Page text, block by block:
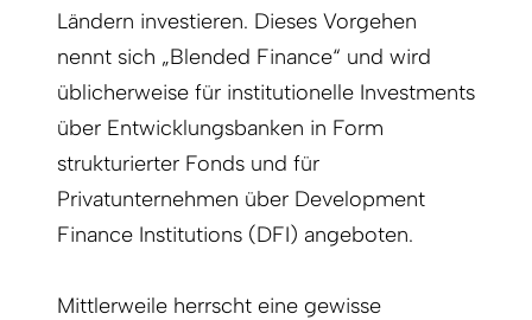
Ländern investieren. Dieses Vorgehen
nennt sich „Blended Finance“ und wird
üblicherweise für institutionelle Investments
über Entwicklungsbanken in Form
strukturierter Fonds und für
Privatunternehmen über Development
Finance Institutions (DFI) angeboten.
Mittlerweile herrscht eine gewisse